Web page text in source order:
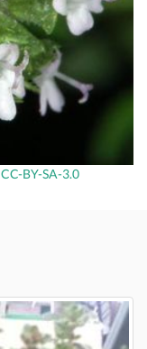
CC-BY-SA-3.0